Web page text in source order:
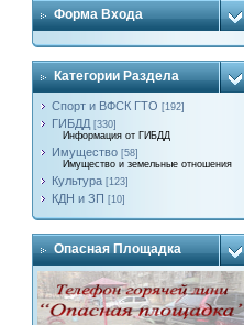
Форма Входа
Категории Раздела
Спорт и ВФСК ГТО [192]
ГИБДД [330]
Информация от ГИБДД
Имущество [58]
Имущество и земельные отношения
Культура [123]
КДН и ЗП [10]
Опасная Площадка